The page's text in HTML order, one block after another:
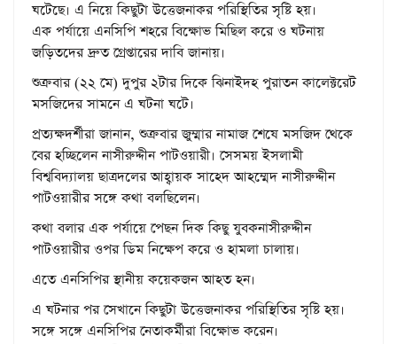
ঘটেছে। এ নিয়ে কিছুটা উত্তেজনাকর পরিস্থিতির সৃষ্টি হয়।
এক পর্যায়ে এনসিপি শহরে বিক্ষোভ মিছিল করে ও ঘটনায়
জড়িতদের দ্রুত গ্রেপ্তারের দাবি জানায়।
শুক্রবার (২২ মে) দুপুর ২টার দিকে ঝিনাইদহ পুরাতন কালেক্টরেট
মসজিদের সামনে এ ঘটনা ঘটে।
প্রত্যক্ষদর্শীরা জানান, শুক্রবার জুম্মার নামাজ শেষে মসজিদ থেকে
বের হচ্ছিলেন নাসীরুদ্দীন পাটওয়ারী। সেসময় ইসলামী
বিশ্ববিদ্যালয় ছাত্রদলের আহ্বায়ক সাহেদ আহম্মেদ নাসীরুদ্দীন
পাটওয়ারীর সঙ্গে কথা বলছিলেন।
কথা বলার এক পর্যায়ে পেছন দিক কিছু যুবকনাসীরুদ্দীন
পাটওয়ারীর ওপর ডিম নিক্ষেপ করে ও হামলা চালায়।
এতে এনসিপির স্থানীয় কয়েকজন আহত হন।
এ ঘটনার পর সেখানে কিছুটা উত্তেজনাকর পরিস্থিতির সৃষ্টি হয়।
সঙ্গে সঙ্গে এনসিপির নেতাকর্মীরা বিক্ষোভ করেন।